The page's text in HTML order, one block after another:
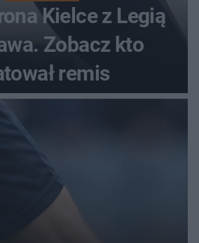
Kielce z Legią
Zobacz kto
remis